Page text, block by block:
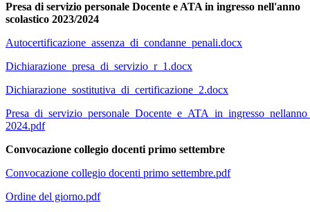
Presa di servizio personale Docente e ATA in ingresso nell'anno
scolastico 2023/2024
Autocertificazione_assenza_di_condanne_penali.docx
Dichiarazione_presa_di_servizio_r_1.docx
Dichiarazione_sostitutiva_di_certificazione_2.docx
2024.pdf
Convocazione collegio docenti primo settembre
Convocazione collegio docenti primo settembre.pdf
Ordine del giorno.pdf